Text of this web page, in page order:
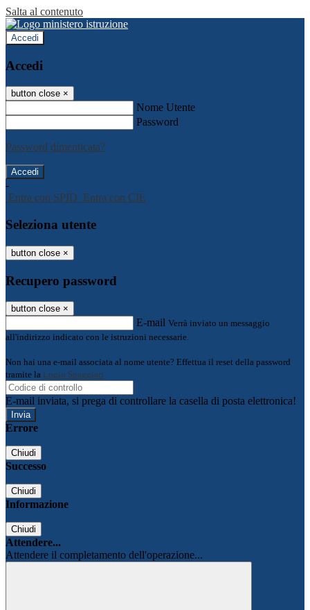
Salta al contenuto
Accedi
Accedi
button close ×
Nome Utente
Password
Password dimenticata?
-
Entra con SPID Entra con CIE
Seleziona utente
button close ×
Recupero password
button close ×
E-mail Verrà inviato un messaggio
all'indirizzo indicato con le istruzioni necessarie.
Non hai una e-mail associata al nome utente? Effettua il reset della password
tramite la Login Spaggiari
E-mail inviata, si prega di controllare la casella di posta elettronica!
Errore
Chiudi
Successo
Chiudi
Informazione
Chiudi
Attendere...
Attendere il completamento dell'operazione...